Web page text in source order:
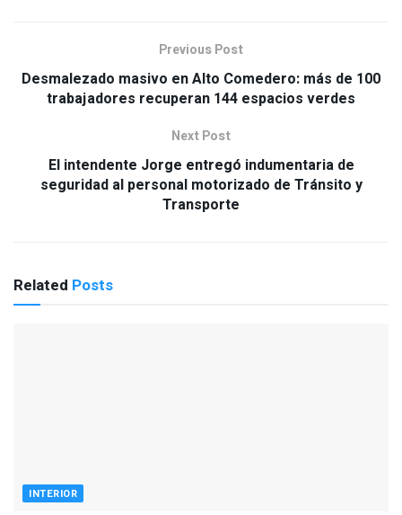
Previous Post
Desmalezado masivo en Alto Comedero: más de 100
trabajadores recuperan 144 espacios verdes
Next Post
El intendente Jorge entregó indumentaria de
seguridad al personal motorizado de Tránsito y
Transporte
Related Posts
INTERIOR